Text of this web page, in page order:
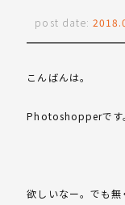
post date:
こんばんは。
Photoshopperです
欲しいなー。でも